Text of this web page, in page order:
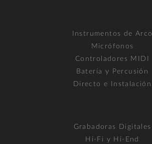
Instrumentos de Arco
Micrófonos
Controladores MIDI
Batería y Percusión
Directo e Instalación
Grabadoras Digitales
Hi-Fi y Hi-End